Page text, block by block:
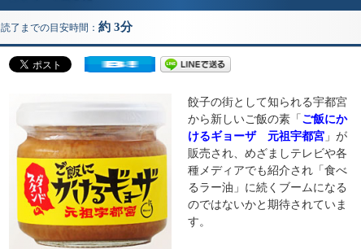
読了までの目安時間： 約 3分
餃子の街として知られる宇都宮
から新しいご飯の素「 ご飯にか
けるギョーザ 元祖宇都宮 」が
販売され、めざましテレビや各
種メディアでも紹介され「食べ
るラー油」に続くブームになる
のではないかと期待されていま
す。